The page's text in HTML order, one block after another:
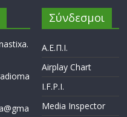
Σύνδεσμοι
Α.Ε.Π.Ι.
Airplay Chart
I.F.P.I.
Media Inspector